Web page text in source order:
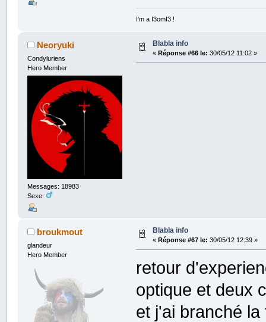
I'm a I3omI3 !
Neoryuki
Condyluriens
Hero Member
Messages: 18983
Sexe:
Blabla info
« Réponse #66 le: 30/05/12 11:02 »
broukmout
glandeur
Hero Member
Blabla info
« Réponse #67 le: 30/05/12 12:39 »
retour
optique et deux
et j'ai branché